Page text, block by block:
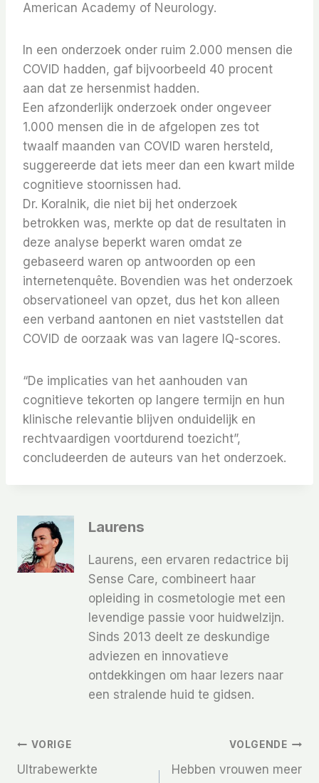
American Academy of Neurology.
In een onderzoek onder ruim 2.000 mensen die
COVID hadden, gaf bijvoorbeeld 40 procent
aan dat ze hersenmist hadden.
Een afzonderlijk onderzoek onder ongeveer
1.000 mensen die in de afgelopen zes tot
twaalf maanden van COVID waren hersteld,
suggereerde dat iets meer dan een kwart milde
cognitieve stoornissen had.
Dr. Koralnik, die niet bij het onderzoek
betrokken was, merkte op dat de resultaten in
deze analyse beperkt waren omdat ze
gebaseerd waren op antwoorden op een
internetenquête. Bovendien was het onderzoek
observationeel van opzet, dus het kon alleen
een verband aantonen en niet vaststellen dat
COVID de oorzaak was van lagere IQ-scores.
“De implicaties van het aanhouden van
cognitieve tekorten op langere termijn en hun
klinische relevantie blijven onduidelijk en
rechtvaardigen voortdurend toezicht”,
concludeerden de auteurs van het onderzoek.
Laurens
Laurens, een ervaren redactrice bij
Sense Care, combineert haar
opleiding in cosmetologie met een
levendige passie voor huidwelzijn.
Sinds 2013 deelt ze deskundige
adviezen en innovatieve
ontdekkingen om haar lezers naar
een stralende huid te gidsen.
Bericht
VORIGE
Ultrabewerkte
VOLGENDE
Hebben vrouwen meer